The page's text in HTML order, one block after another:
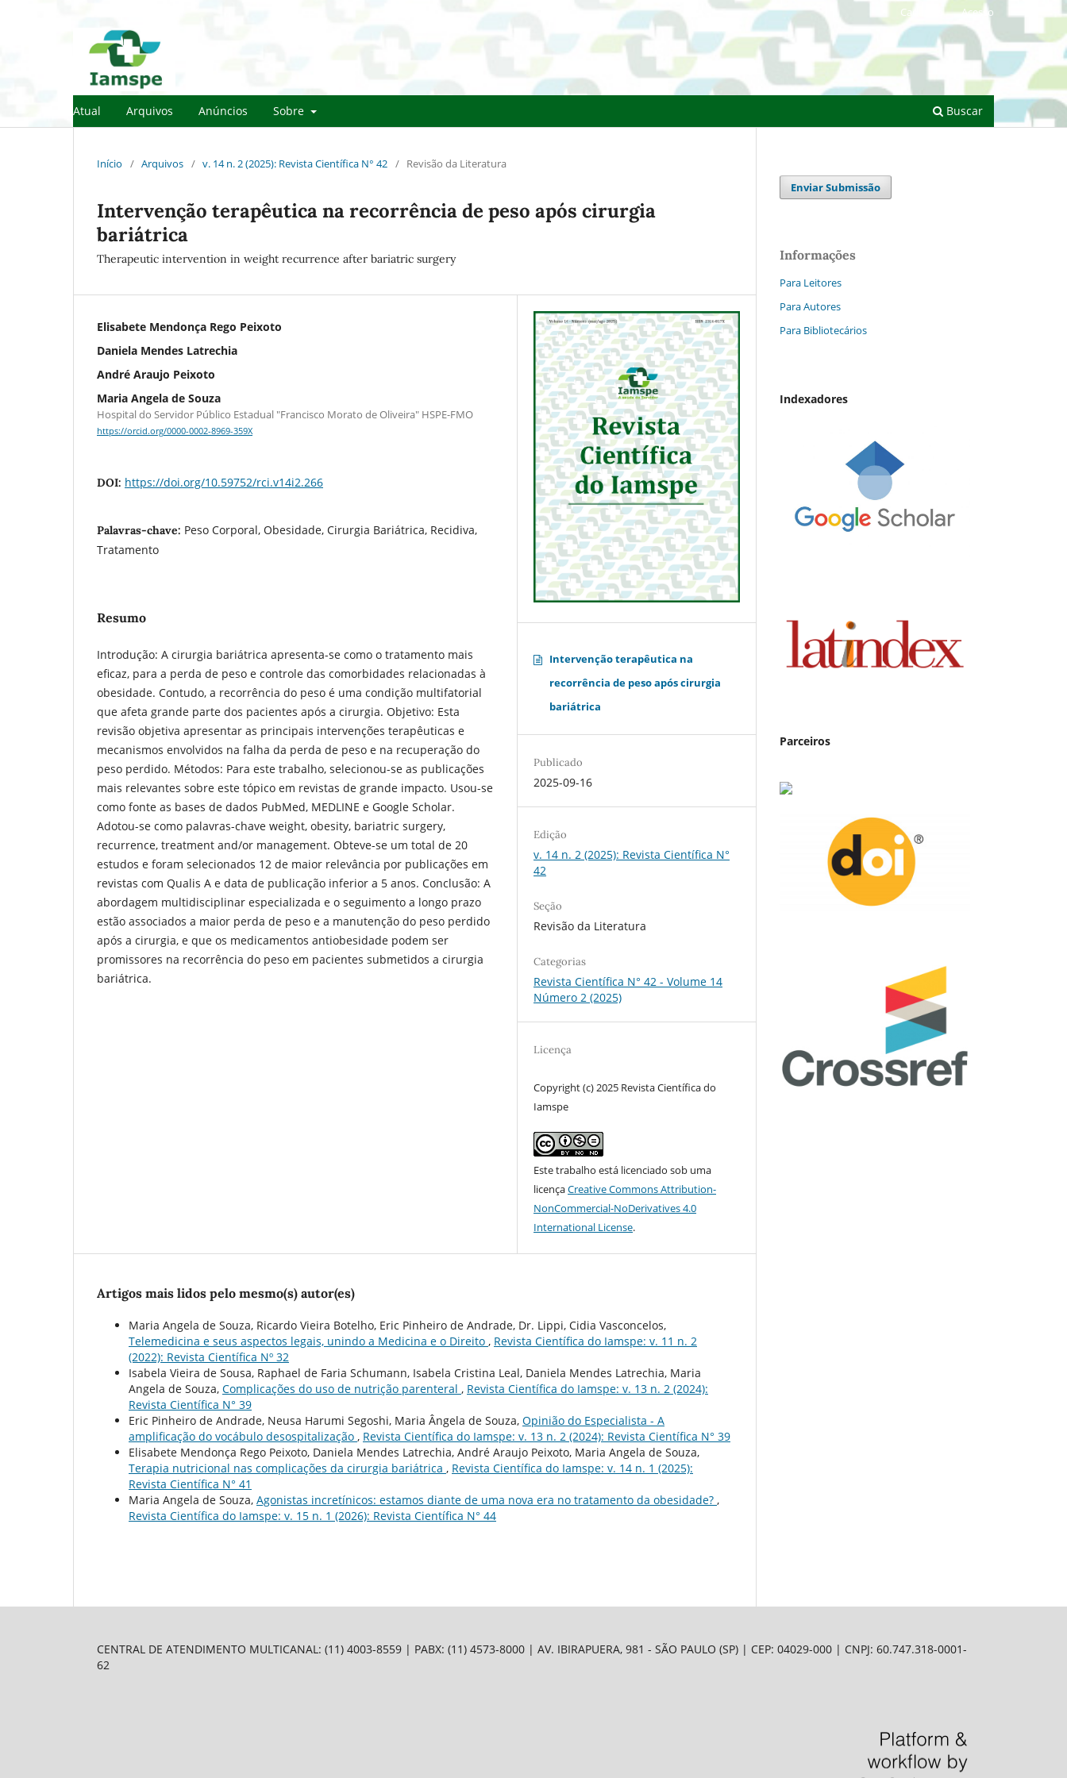
Atual Arquivos Anúncios Sobre Buscar
Cadastro Acesso
Início / Arquivos / v. 14 n. 2 (2025): Revista Científica N° 42 / Revisão da Literatura
Intervenção terapêutica na recorrência de peso após cirurgia
bariátrica
Therapeutic intervention in weight recurrence after bariatric surgery
Elisabete Mendonça Rego Peixoto
Daniela Mendes Latrechia
André Araujo Peixoto
Maria Angela de Souza
Hospital do Servidor Público Estadual "Francisco Morato de Oliveira" HSPE-FMO
https://orcid.org/0000-0002-8969-359X
DOI: https://doi.org/10.59752/rci.v14i2.266
Palavras-chave: Peso Corporal, Obesidade, Cirurgia Bariátrica, Recidiva,
Tratamento
Resumo
Introdução: A cirurgia bariátrica apresenta-se como o tratamento mais
eficaz, para a perda de peso e controle das comorbidades relacionadas à
obesidade. Contudo, a recorrência do peso é uma condição multifatorial
que afeta grande parte dos pacientes após a cirurgia. Objetivo: Esta
revisão objetiva apresentar as principais intervenções terapêuticas e
mecanismos envolvidos na falha da perda de peso e na recuperação do
peso perdido. Métodos: Para este trabalho, selecionou-se as publicações
mais relevantes sobre este tópico em revistas de grande impacto. Usou-se
como fonte as bases de dados PubMed, MEDLINE e Google Scholar.
Adotou-se como palavras-chave weight, obesity, bariatric surgery,
recurrence, treatment and/or management. Obteve-se um total de 20
estudos e foram selecionados 12 de maior relevância por publicações em
revistas com Qualis A e data de publicação inferior a 5 anos. Conclusão: A
abordagem multidisciplinar especializada e o seguimento a longo prazo
estão associados a maior perda de peso e a manutenção do peso perdido
após a cirurgia, e que os medicamentos antiobesidade podem ser
promissores na recorrência do peso em pacientes submetidos a cirurgia
bariátrica.
Intervenção terapêutica na
recorrência de peso após cirurgia
bariátrica
Publicado
2025-09-16
Edição
v. 14 n. 2 (2025): Revista Científica N°
42
Seção
Revisão da Literatura
Categorias
Revista Científica N° 42 - Volume 14
Número 2 (2025)
Licença
Copyright (c) 2025 Revista Científica do
Iamspe
Este trabalho está licenciado sob uma
licençaCreative Commons Attribution-
NonCommercial-NoDerivatives 4.0
International License.
Artigos mais lidos pelo mesmo(s) autor(es)
Maria Angela de Souza, Ricardo Vieira Botelho, Eric Pinheiro de Andrade, Dr. Lippi, Cidia Vasconcelos,
Telemedicina e seus aspectos legais, unindo a Medicina e o Direito , Revista Científica do Iamspe: v. 11 n. 2
(2022): Revista Científica Nº 32
Isabela Vieira de Sousa, Raphael de Faria Schumann, Isabela Cristina Leal, Daniela Mendes Latrechia, Maria
Angela de Souza, Complicações do uso de nutrição parenteral , Revista Científica do Iamspe: v. 13 n. 2 (2024):
Revista Científica N° 39
Eric Pinheiro de Andrade, Neusa Harumi Segoshi, Maria Ângela de Souza, Opinião do Especialista - A
amplificação do vocábulo desospitalização , Revista Científica do Iamspe: v. 13 n. 2 (2024): Revista Científica N° 39
Elisabete Mendonça Rego Peixoto, Daniela Mendes Latrechia, André Araujo Peixoto, Maria Angela de Souza,
Terapia nutricional nas complicações da cirurgia bariátrica , Revista Científica do Iamspe: v. 14 n. 1 (2025):
Revista Científica N° 41
Maria Angela de Souza, Agonistas incretínicos: estamos diante de uma nova era no tratamento da obesidade? ,
Revista Científica do Iamspe: v. 15 n. 1 (2026): Revista Científica N° 44
Enviar Submissão
Informações
Para Leitores
Para Autores
Para Bibliotecários
Indexadores
Parceiros
CENTRAL DE ATENDIMENTO MULTICANAL: (11) 4003-8559 | PABX: (11) 4573-8000 | AV. IBIRAPUERA, 981 - SÃO PAULO (SP) | CEP: 04029-000 | CNPJ: 60.747.318-0001-
62